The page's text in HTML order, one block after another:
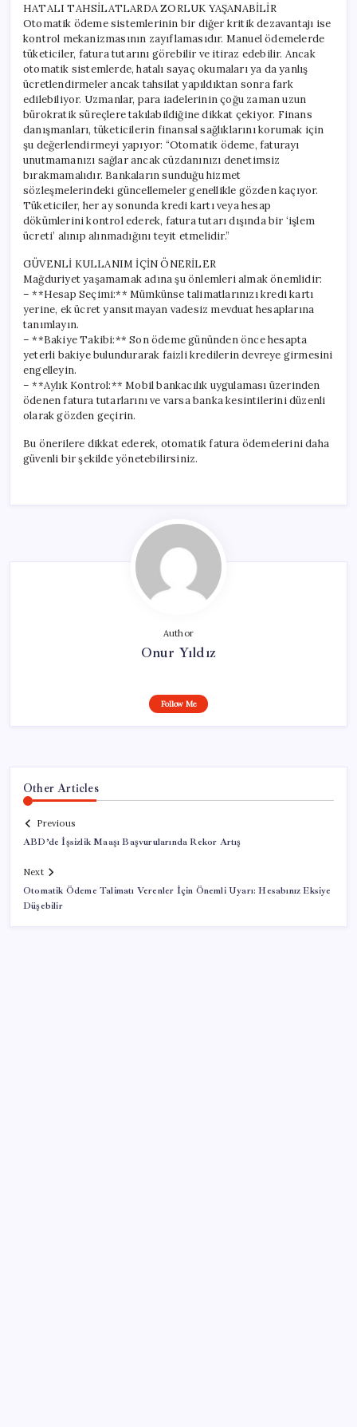
HATALI TAHSİLATLARDA ZORLUK YAŞANABİLİR
Otomatik ödeme sistemlerinin bir diğer kritik dezavantajı ise
kontrol mekanizmasının zayıflamasıdır. Manuel ödemelerde
tüketiciler, fatura tutarını görebilir ve itiraz edebilir. Ancak
otomatik sistemlerde, hatalı sayaç okumaları ya da yanlış
ücretlendirmeler ancak tahsilat yapıldıktan sonra fark
edilebiliyor. Uzmanlar, para iadelerinin çoğu zaman uzun
bürokratik süreçlere takılabildiğine dikkat çekiyor. Finans
danışmanları, tüketicilerin finansal sağlıklarını korumak için
şu değerlendirmeyi yapıyor: “Otomatik ödeme, faturayı
unutmamanızı sağlar ancak cüzdanınızı denetimsiz
bırakmamalıdır. Bankaların sunduğu hizmet
sözleşmelerindeki güncellemeler genellikle gözden kaçıyor.
Tüketiciler, her ay sonunda kredi kartı veya hesap
dökümlerini kontrol ederek, fatura tutarı dışında bir ‘işlem
ücreti’ alınıp alınmadığını teyit etmelidir.”
GÜVENLİ KULLANIM İÇİN ÖNERİLER
Mağduriyet yaşamamak adına şu önlemleri almak önemlidir:
– **Hesap Seçimi:** Mümkünse talimatlarınızı kredi kartı
yerine, ek ücret yansıtmayan vadesiz mevduat hesaplarına
tanımlayın.
– **Bakiye Takibi:** Son ödeme gününden önce hesapta
yeterli bakiye bulundurarak faizli kredilerin devreye girmesini
engelleyin.
– **Aylık Kontrol:** Mobil bankacılık uygulaması üzerinden
ödenen fatura tutarlarını ve varsa banka kesintilerini düzenli
olarak gözden geçirin.
Bu önerilere dikkat ederek, otomatik fatura ödemelerini daha
güvenli bir şekilde yönetebilirsiniz.
Author
Onur Yıldız
Follow Me
Other Articles
Previous
ABD’de İşsizlik Maaşı Başvurularında Rekor Artış
Next
Otomatik Ödeme Talimatı Verenler İçin Önemli Uyarı: Hesabınız Eksiye
Düşebilir